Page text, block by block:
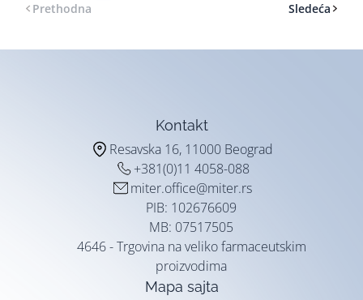
Prethodna
Sledeća
Kontakt
Resavska 16, 11000 Beograd
+381(0)11 4058-088
miter.office@miter.rs
PIB: 102676609
MB: 07517505
4646 - Trgovina na veliko farmaceutskim
proizvodima
Mapa sajta